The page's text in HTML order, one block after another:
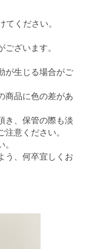
ください。
ざいます。
が生じる場合がご
商品に色の差があ
き、保管の際も淡
意ください。
う、何卒宜しくお